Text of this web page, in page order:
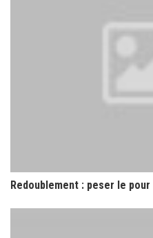
Redoublement : peser le